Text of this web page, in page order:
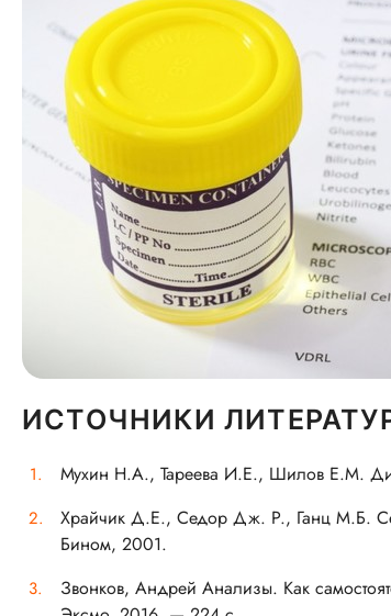
ИСТОЧНИКИ
Мухин Н.А., Тареева И.Е., Шилов Е.М.
Храйчик Д.Е., Седор Дж. Р., Ганц М.Б.
Бином, 2001.
Звонков, Андрей Анализы. Как